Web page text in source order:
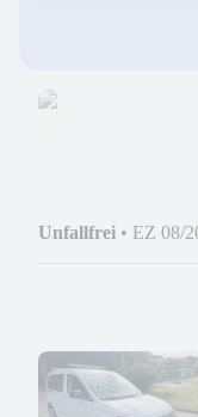
Unfallfrei • EZ 08/